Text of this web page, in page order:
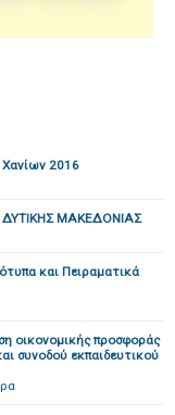
2016
ΔΥΤΙΚΗΣ ΜΑΚΕΔΟΝΙΑΣ
και Πειραματικά
οικονομικής προσφοράς
συνοδού εκπαιδευτικού